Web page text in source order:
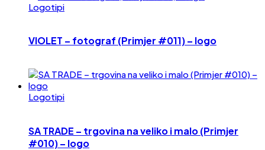
Logotipi
VIOLET – fotograf (Primjer #011) – logo
Logotipi
SA TRADE – trgovina na veliko i malo (Primjer
#010) – logo